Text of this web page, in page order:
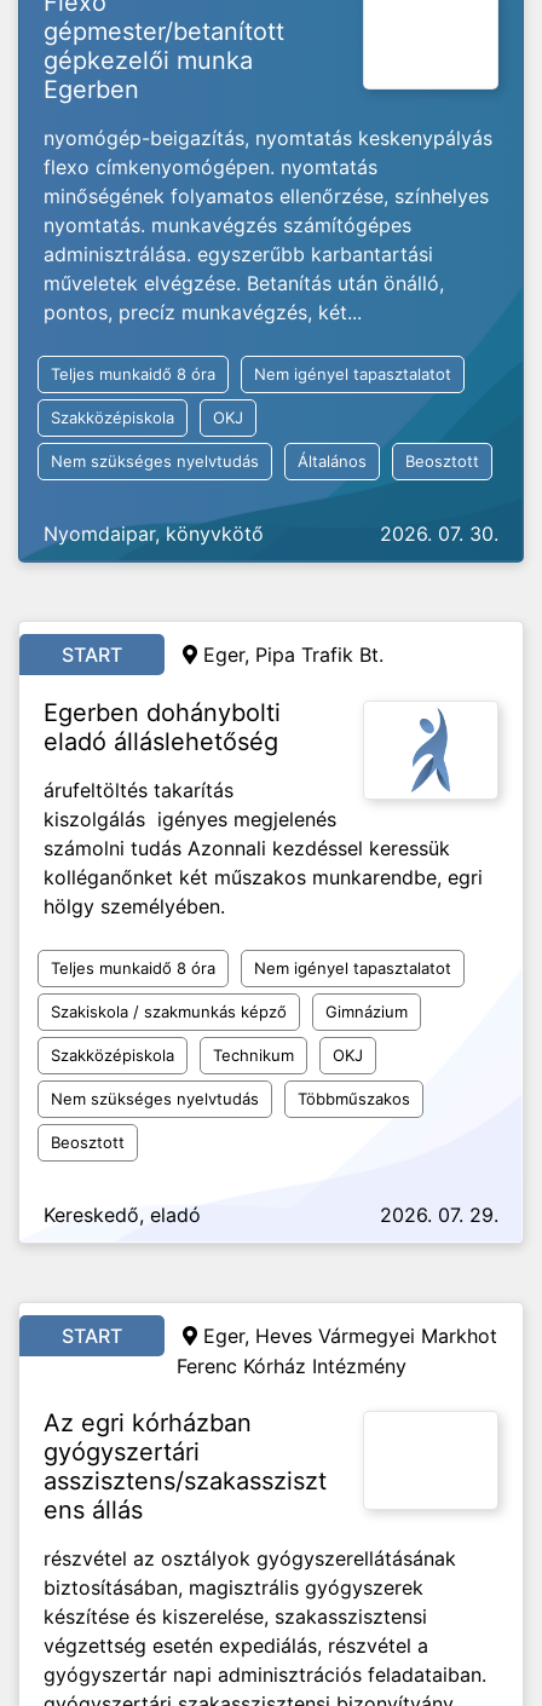
gépmester/betanított
gépkezelői munka
Egerben
nyomógép-beigazítás, nyomtatás keskenypályás
flexo címkenyomógépen. nyomtatás
minőségének folyamatos ellenőrzése, színhelyes
nyomtatás. munkavégzés számítógépes
adminisztrálása. egyszerűbb karbantartási
műveletek elvégzése. Betanítás után önálló,
pontos, precíz munkavégzés, két...
Teljes munkaidő 8 óra Nem igényel tapasztalatot
Szakközépiskola OKJ
Nem szükséges nyelvtudás Általános Beosztott
Nyomdaipar, könyvkötő 2026. 07. 30.
START Eger, Pipa Trafik Bt.
Egerben dohánybolti
eladó álláslehetőség
árufeltöltés takarítás
kiszolgálás igényes megjelenés
számolni tudás Azonnali kezdéssel keressük
kolléganőnket két műszakos munkarendbe, egri
hölgy személyében.
Teljes munkaidő 8 óra Nem igényel tapasztalatot
Szakiskola / szakmunkás képző Gimnázium
Szakközépiskola Technikum OKJ
Nem szükséges nyelvtudás Többműszakos
Beosztott
Kereskedő, eladó 2026. 07. 29.
START
Eger, Heves Vármegyei Markhot
Ferenc Kórház Intézmény
Az egri kórházban
gyógyszertári
asszisztens/szakassziszt
ens állás
részvétel az osztályok gyógyszerellátásának
biztosításában, magisztrális gyógyszerek
készítése és kiszerelése, szakasszisztensi
végzettség esetén expediálás, részvétel a
gyógyszertár napi adminisztrációs feladataiban.